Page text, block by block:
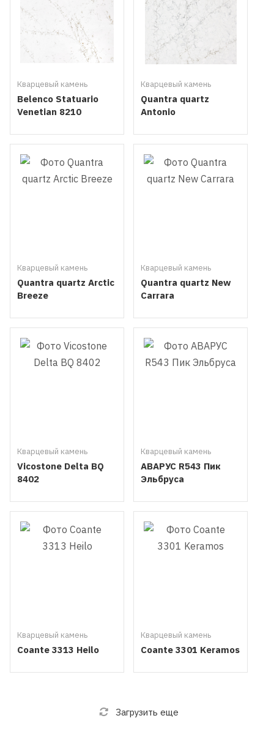
Кварцевый камень
Belenco Statuario
Venetian 8210
Кварцевый камень
Quantra quartz
Antonio
Кварцевый камень
Quantra quartz Arctic
Breeze
Кварцевый камень
Quantra quartz New
Carrara
Кварцевый камень
Vicostone Delta BQ
8402
Кварцевый камень
АВАРУС R543 Пик
Эльбруса
Кварцевый камень
Coante 3313 Heilo
Кварцевый камень
Coante 3301 Keramos
Загрузить еще